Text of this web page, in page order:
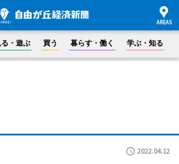
る・遊ぶ 買う 暮らす・働く 学ぶ・知る
2022.04.12